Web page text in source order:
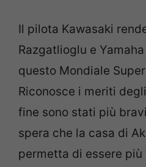
Il pilota Kawasaki
Razgatlioglu e
questo Mondiale
Riconosce i meriti
fine sono stati più
spera che la casa di
permetta di essere